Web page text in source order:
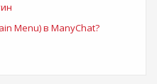
Menu) в ManyChat?